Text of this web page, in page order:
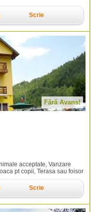
Scrie
Fără Avans!
acceptate, Vanzare
pt copii, Terasa sau foisor
Scrie